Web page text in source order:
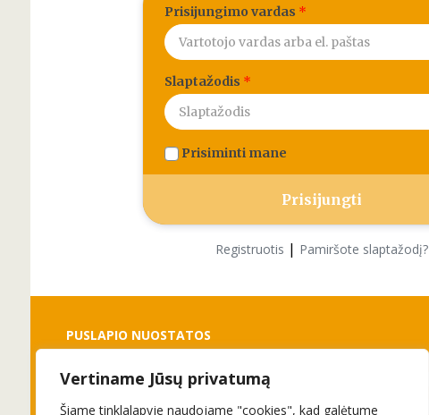
Vertiname Jūsų privatumą
Šiame tinklalapyje naudojame "cookies", kad galėtume
Prisijungimo vardas *
Slaptažodis *
Prisiminti mane
Registruotis | Pamiršote slaptažodį?
PUSLAPIO NUOSTATOS
Slapukai
Privatumo politika